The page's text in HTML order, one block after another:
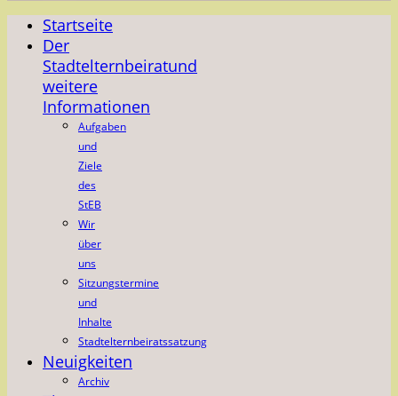
Startseite
Der
Stadtelternbeiratund
weitere
Informationen
Aufgaben
und
Ziele
des
StEB
Wir
über
uns
Sitzungstermine
und
Inhalte
Stadtelternbeiratssatzung
Neuigkeiten
Archiv